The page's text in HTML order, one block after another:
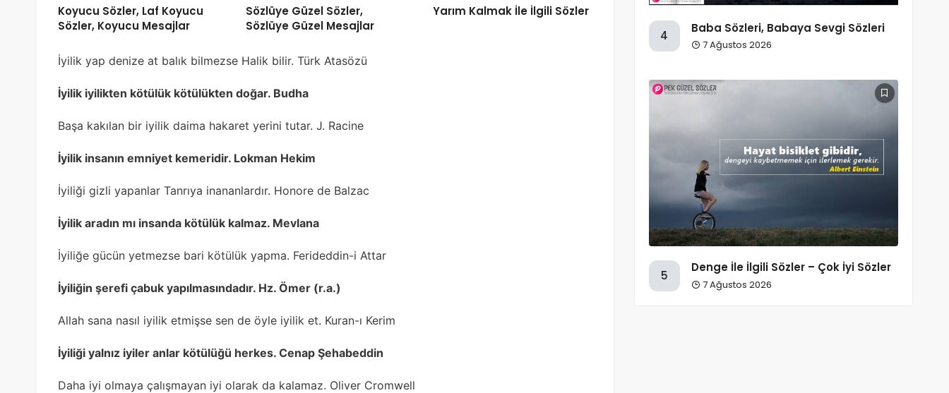
Koyucu Sözler, Laf Koyucu
Sözler, Koyucu Mesajlar
Sözlüye Güzel Sözler,
Sözlüye Güzel Mesajlar
Yarım Kalmak İle İlgili Sözler
İyilik yap denize at balık bilmezse Halik bilir. Türk Atasözü
İyilik iyilikten kötülük kötülükten doğar. Budha
Başa kakılan bir iyilik daima hakaret yerini tutar. J. Racine
İyilik insanın emniyet kemeridir. Lokman Hekim
İyiliği gizli yapanlar Tanrıya inananlardır. Honore de Balzac
İyilik aradın mı insanda kötülük kalmaz. Mevlana
İyiliğe gücün yetmezse bari kötülük yapma. Ferideddin-i Attar
İyiliğin şerefi çabuk yapılmasındadır. Hz. Ömer (r.a.)
Allah sana nasıl iyilik etmişse sen de öyle iyilik et. Kuran-ı Kerim
İyiliği yalnız iyiler anlar kötülüğü herkes. Cenap Şehabeddin
Daha iyi olmaya çalışmayan iyi olarak da kalamaz. Oliver Cromwell
4
Baba Sözleri, Babaya Sevgi Sözleri
7 Ağustos 2026
5
Denge İle İlgili Sözler – Çok İyi Sözler
7 Ağustos 2026